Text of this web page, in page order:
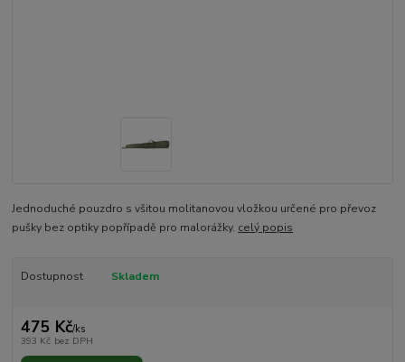
Jednoduché pouzdro s všitou molitanovou vložkou určené pro převoz
pušky bez optiky popřípadě pro malorážky. celý popis
Dostupnost Skladem
475 Kč/ks
393 Kč bez DPH